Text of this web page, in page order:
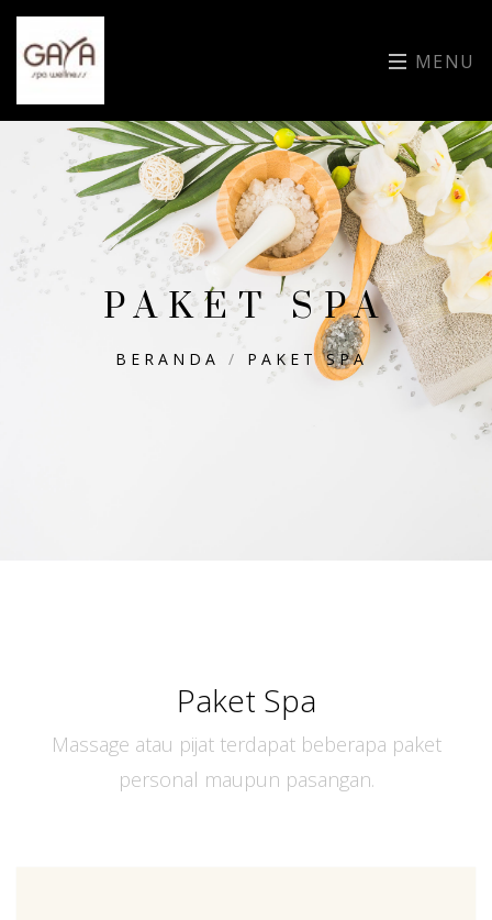
MENU
PAKET SPA
BERANDA / PAKET SPA
Paket Spa
Massage atau pijat terdapat beberapa paket
personal maupun pasangan.